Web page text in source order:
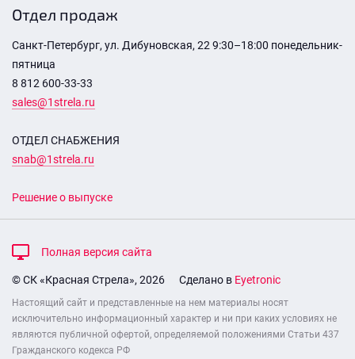
Отдел продаж
Санкт-Петербург, ул. Дибуновская, 22 9:30–18:00 понедельник-
пятница
8 812 600-33-33
sales@1strela.ru
ОТДЕЛ СНАБЖЕНИЯ
snab@1strela.ru
Решение о выпуске
Полная версия сайта
© СК «Красная Стрела», 2026 Сделано в Eyetronic
Настоящий сайт и представленные на нем материалы носят
исключительно информационный характер и ни при каких условиях не
являются публичной офертой, определяемой положениями Статьи 437
Гражданского кодекса РФ